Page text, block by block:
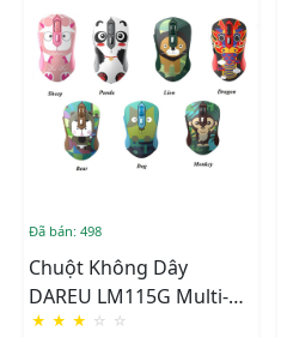
Đã bán: 498
Chuột Không Dây
DAREU LM115G Multi-
Color Dog(không Dây)
★ ★ ★ ☆ ☆